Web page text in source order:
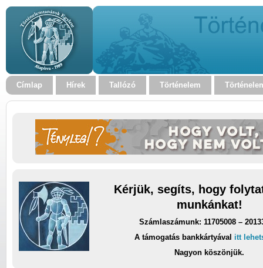
Címlap Hírek Tallózó Történelem
Kérjük, segíts, hogy
munkánkat!
Számlaszámunk: 11705008 –
A támogatás bankkártyával itt
Nagyon köszönjük.